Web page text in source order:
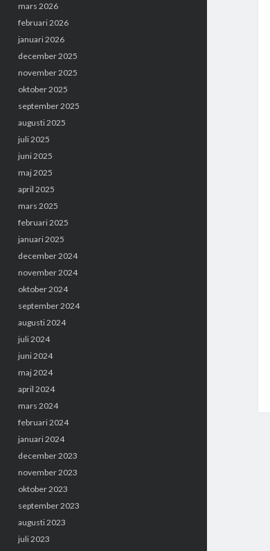
mars 2026
februari 2026
januari 2026
december 2025
november 2025
oktober 2025
september 2025
augusti 2025
juli 2025
juni 2025
maj 2025
april 2025
mars 2025
februari 2025
januari 2025
december 2024
november 2024
oktober 2024
september 2024
augusti 2024
juli 2024
juni 2024
maj 2024
april 2024
mars 2024
februari 2024
januari 2024
december 2023
november 2023
oktober 2023
september 2023
augusti 2023
juli 2023